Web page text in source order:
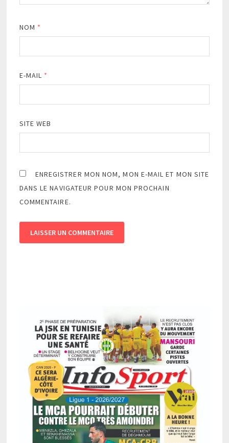
NOM *
E-MAIL *
SITE WEB
ENREGISTRER MON NOM, MON E-MAIL ET MON SITE
DANS LE NAVIGATEUR POUR MON PROCHAIN
COMMENTAIRE.